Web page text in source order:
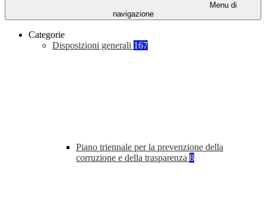
Menu di
navigazione
Categorie
Disposizioni generali 167
Piano triennale per la prevenzione della
corruzione e della trasparenza 8